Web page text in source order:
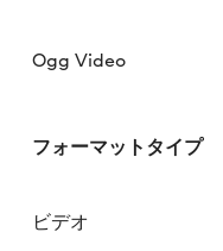
Ogg Video
フォーマットタイプ
ビデオ